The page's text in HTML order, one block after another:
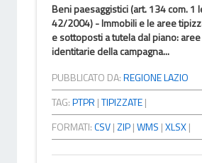
Beni paesaggistici (art. 134 com. 1
42/2004) - Immobili e le aree
e sottoposti a tutela dal piano:
identitarie della campagna...
PUBBLICATO DA:REGIONE LAZIO
TAG:PTPR |TIPIZZATE|
FORMATI:CSV|ZIP|WMS |XLSX|